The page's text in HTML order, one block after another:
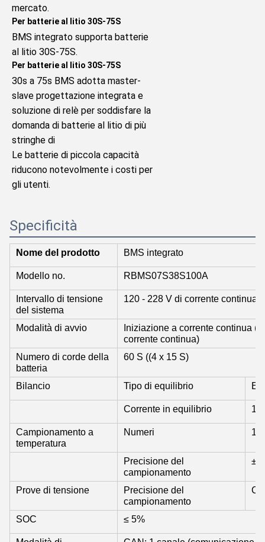
mercato.
Per batterie al litio 30S-75S
BMS integrato supporta batterie
al litio 30S-75S.
Per batterie al litio 30S-75S
30s a 75s BMS adotta master-
slave progettazione integrata e
soluzione di relè per soddisfare la
domanda di batterie al litio di più
stringhe di
Le batterie di piccola capacità
riducono notevolmente i costi per
gli utenti.
Specificità
Nome del prodotto BMS integrato
Modello no. RBMS07S38S100A
Intervallo di tensione
del sistema
120 - 228 V di corrente continua
Modalità di avvio
Iniziazione a corrente continua
corrente continua)
Numero di corde della
batteria
60 S ((4 x 15 S)
Bilancio Tipo di equilibrio
Corrente in equilibrio
Campionamento a
temperatura
Numeri 12
Precisione del
campionamento
±
Prove di tensione
Precisione del
campionamento
SOC ≤ 5%